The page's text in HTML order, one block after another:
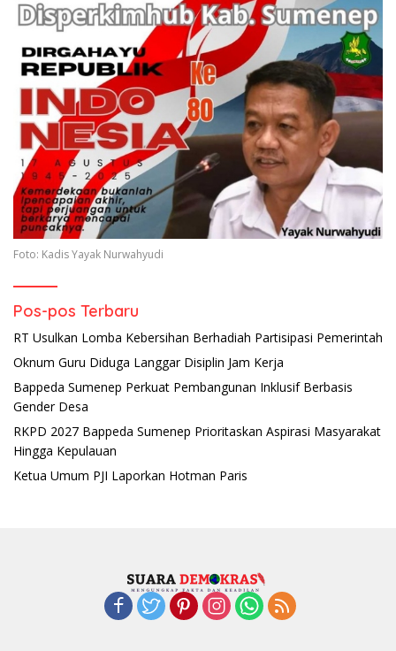
Foto: Kadis Yayak Nurwahyudi
Pos-pos Terbaru
RT Usulkan Lomba Kebersihan Berhadiah Partisipasi Pemerintah
Oknum Guru Diduga Langgar Disiplin Jam Kerja
Bappeda Sumenep Perkuat Pembangunan Inklusif Berbasis
Gender Desa
RKPD 2027 Bappeda Sumenep Prioritaskan Aspirasi Masyarakat
Hingga Kepulauan
Ketua Umum PJI Laporkan Hotman Paris